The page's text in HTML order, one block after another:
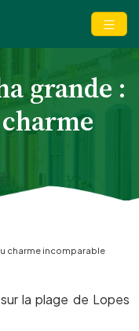
grande :
charme incomparable